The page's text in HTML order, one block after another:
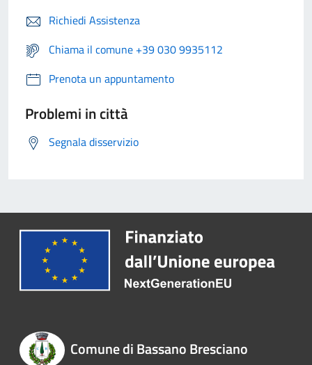
Richiedi Assistenza
Chiama il comune +39 030 9935112
Prenota un appuntamento
Problemi in città
Segnala disservizio
Comune di Bassano Bresciano